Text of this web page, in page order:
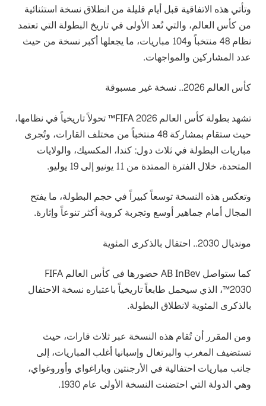
وتأتي هذه الاتفاقية قبل أيام قليلة من انطلاق نسخة استثنائية
من كأس العالم، والتي تُعد الأولى في تاريخ البطولة التي تعتمد
نظام 48 منتخباً و104 مباريات، ما يجعلها أكبر نسخة من حيث
عدد المشاركين والمواجهات.
كأس العالم 2026.. نسخة غير مسبوقة
تشهد بطولة كأس العالم FIFA 2026™ تحولاً تاريخياً في نظامها،
حيث ستقام بمشاركة 48 منتخباً من مختلف القارات، وتُجرى
مباريات البطولة في ثلاث دول: كندا، المكسيك، والولايات
المتحدة، خلال الفترة الممتدة من 11 يونيو إلى 19 يوليو.
وتعكس هذه النسخة توسعاً كبيراً في حجم البطولة، ما يفتح
المجال أمام جماهير أوسع وتجربة كروية أكثر تنوعاً وإثارة.
مونديال 2030.. احتفال بالذكرى المئوية
كما ستواصل AB InBev حضورها في كأس العالم FIFA
2030™، الذي سيحمل طابعاً تاريخياً باعتباره نسخة الاحتفال
بالذكرى المئوية لانطلاق البطولة.
ومن المقرر أن تُقام هذه النسخة عبر ثلاث قارات، حيث
تستضيف المغرب والبرتغال وإسبانيا أغلب المباريات، إلى
جانب مباريات احتفالية في الأرجنتين وباراغواي وأوروغواي،
وهي الدولة التي احتضنت النسخة الأولى عام 1930.